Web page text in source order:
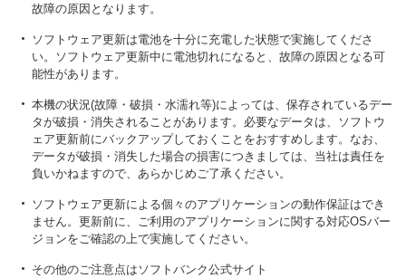
故障の原因となります。
ソフトウェア更新は電池を十分に充電した状態で実施してくださ
い。ソフトウェア更新中に電池切れになると、故障の原因となる可
能性があります。
本機の状況(故障・破損・水濡れ等)によっては、保存されているデー
タが破損・消失されることがあります。必要なデータは、ソフトウ
ェア更新前にバックアップしておくことをおすすめします。なお、
データが破損・消失した場合の損害につきましては、当社は責任を
負いかねますので、あらかじめご了承ください。
ソフトウェア更新による個々のアプリケーションの動作保証はでき
ません。更新前に、ご利用のアプリケーションに関する対応OSバー
ジョンをご確認の上で実施してください。
その他のご注意点はソフトバンク公式サイト